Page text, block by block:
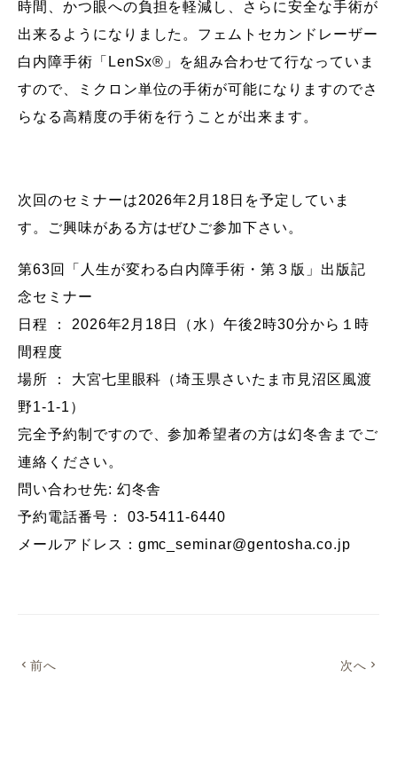
時間、かつ眼への負担を軽減し、さらに安全な手術が
出来るようになりました。フェムトセカンドレーザー
白内障手術「LenSx®」を組み合わせて行なっていま
すので、ミクロン単位の手術が可能になりますのでさ
らなる高精度の手術を行うことが出来ます。
次回のセミナーは2026年2月18日を予定していま
す。ご興味がある方はぜひご参加下さい。
第63回「人生が変わる白内障手術・第３版」出版記
念セミナー
日程 ： 2026年2月18日（水）午後2時30分から１時
間程度
場所 ： 大宮七里眼科（埼玉県さいたま市見沼区風渡
野1-1-1）
完全予約制ですので、参加希望者の方は幻冬舎までご
連絡ください。
問い合わせ先: 幻冬舎
予約電話番号： 03-5411-6440
メールアドレス：gmc_seminar@gentosha.co.jp
chevron_left 前へ 次へ chevron_right